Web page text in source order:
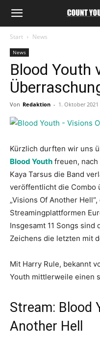
Start News
News
Blood Youth
Von Redaktion - 1. Oktober 2021
Kürzlich durften wir uns
Blood Youth freuen,
Kaya Tarsus die Band
veröffentlicht die Combo
„Visions Of Another
Streamingplattformen
Insgesamt 11 Songs
Zeichens die letzten mit
Mit Harry Rule, bekannt
Youth mittlerweile einen
Stream: Blood
Another Hell